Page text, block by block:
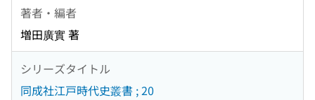
著者・編者
増田廣實 著
シリーズタイトル
同成社江戸時代史叢書 ; 20